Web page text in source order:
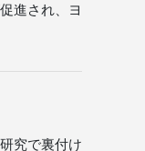
進され、ヨ
究で裏付け